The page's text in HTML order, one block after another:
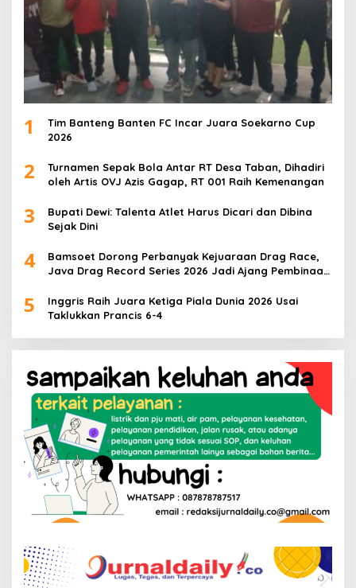
1
Tim Banteng Banten FC Incar Juara Soekarno Cup
2026
2
Turnamen Sepak Bola Antar RT Desa Taban, Dihadiri
oleh Artis OVJ Azis Gagap, RT 001 Raih Kemenangan
3
Bupati Dewi: Talenta Atlet Harus Dicari dan Dibina
Sejak Dini
4
Bamsoet Dorong Perbanyak Kejuaraan Drag Race,
Java Drag Record Series 2026 Jadi Ajang Pembinaan
5
Inggris Raih Juara Ketiga Piala Dunia 2026 Usai
Taklukkan Prancis 6-4